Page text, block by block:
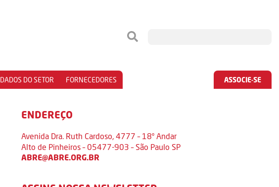
DADOS DO SETOR FORNECEDORES ASSOCIE-SE
ENDEREÇO
Avenida Dra. Ruth Cardoso, 4777 – 18º Andar
Alto de Pinheiros – 05477-903 – São Paulo SP
ABRE@ABRE.ORG.BR